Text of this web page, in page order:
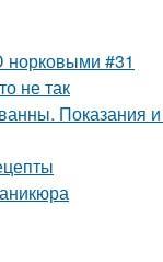
норковыми #31
не так
Показания и